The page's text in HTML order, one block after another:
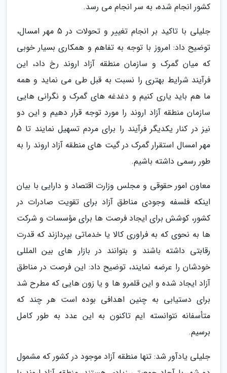
کشور انجام شده، به سر انجام می رسد.
جلیلی با تاکید بر انجام تغییر و تحولات در 5 مهر امسال،
توضیح داد: امروز با توجه به تفاهم و همکاری بسیار خوبی
که میان گمرک و سازمان منطقه آزاد اروند رخ داد، این
فرآیند شرایط بهتری را نسبت به قبل طی می نماید و همه
ما هم باید یاری کنیم و دغدغه های گمرک و نگرانی هایی
سازمان منطقه آزاد اروند را مورد توجه قرار دهیم و این دو
نیز در کنار یکدیگر فرآیند را برای مردم تسهیل نمایند تا 5
مهر امسال استقرار گمرک در گیت های منطقه آزاد اروند را به
طور رسمی داشته باشیم.
معاون امور حقوقی و مجلس وزارت اقتصاد و دارایی با بیان
اینکه فلسفه وجودی مناطق آزاد برای تقویت صادرات در
کشور، کوشش برای ایجاد فرصت ها برای مؤسسات و شرکت
ها به نحوی که به فراوری کالا یا خدماتی بپردازند که قدرت
رقابتی داشته باشند و بتوانند در بازار های بین المللی
خودشان را عرضه نمایند، توضیح داد: این فرصت در مناطق
آزاد ایجاد شده و این قلمرو ها و یا زون هایی که مطرح شد
برای دستیابی به چنین اهدافی بوده است هر چند که
متأسفانه نتوانسته ایم تاکنون به این عدد به طور کامل
برسیم.
جلیلی یادآور شد: تنها منطقه آزاد موجود در کشور که مشمول